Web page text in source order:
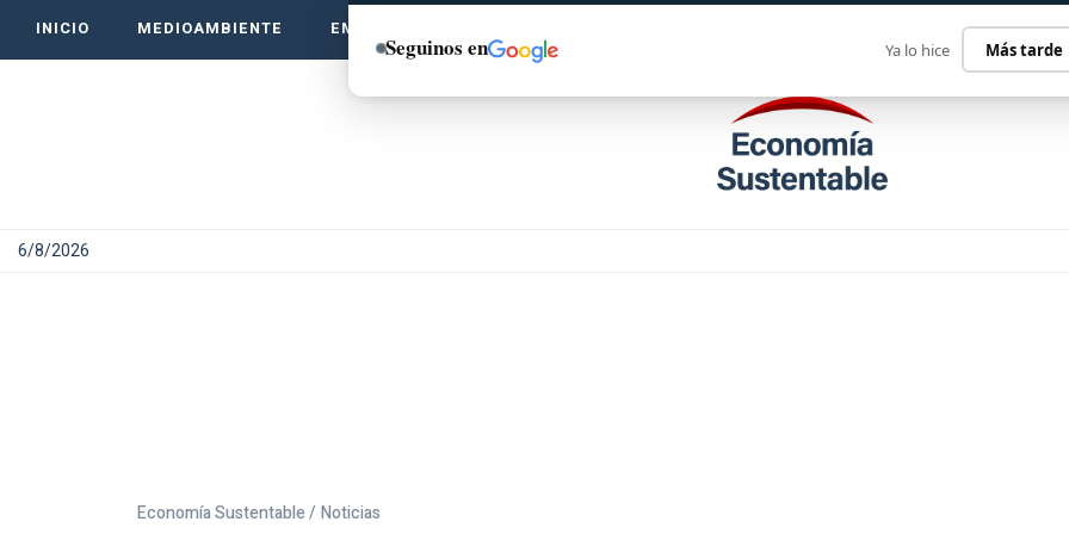
INICIO MEDIOAMBIENTE EMPRENDE VERDE
6/8/2026
Economía Sustentable / Noticias
Seguinos en Ya lo hice Más tarde